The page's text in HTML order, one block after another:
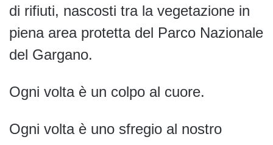
di rifiuti, nascosti tra la vegetazione in
piena area protetta del Parco Nazionale
del Gargano.
Ogni volta è un colpo al cuore.
Ogni volta è uno sfregio al nostro